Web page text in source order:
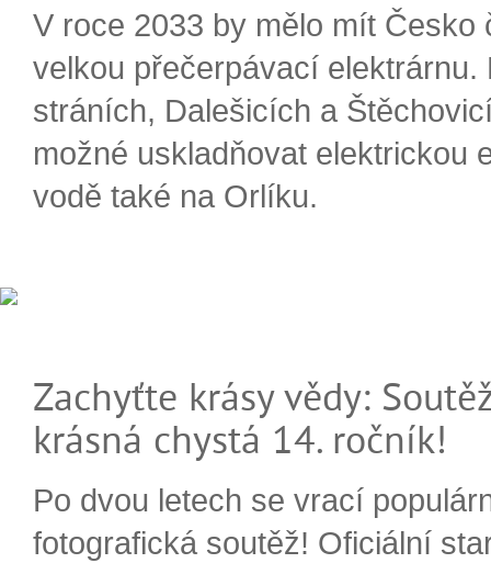
V roce 2033 by mělo mít Česko
velkou přečerpávací elektrárnu.
stráních, Dalešicích a
možné uskladňovat elektrickou
vodě také na Orlíku.
Zachyťte krásy vědy:
krásná chystá 14. ročník!
Po dvou letech se vrací
fotografická soutěž! Oficiální